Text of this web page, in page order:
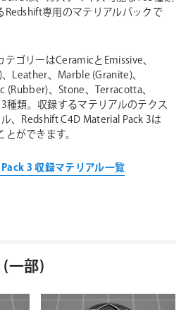
Redshift専用のマテリアルパックで
ゴリーはCeramicとEmissive、
Leather、Marble (Granite)、
(Rubber)、Stone、Terracotta、
種類。収録するマテリアルのテクス
、Redshift C4D Material Pack 3は
ができます。
3 収録マテリアル一覧
一部)